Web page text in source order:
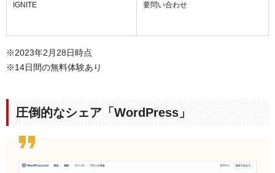
IGNITE 要問い合わせ
※2023年2月28日時点
※14日間の無料体験あり
圧倒的なシェア「WordPress」